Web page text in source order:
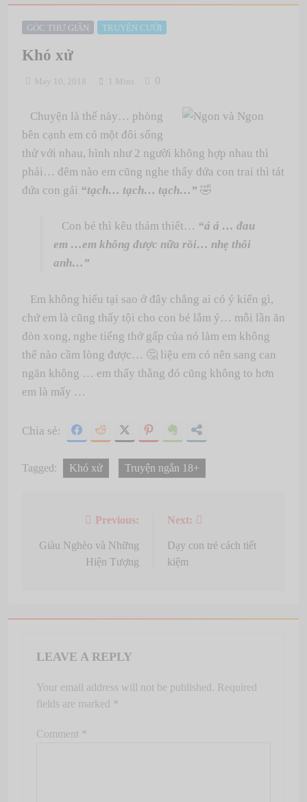
GÓC THƯ GIÃN TRUYỆN CƯỜI
Khó xử
May 10, 2018 1 Mins 0
Chuyện là thế này… phòng
bên cạnh em có một đôi sống
thử với nhau, hình như 2 người không hợp nhau thì
phải… đêm nào em cũng nghe thấy đứa con trai thì tát
đứa con gái “tạch… tạch… tạch…” 🤣
Con bé thì kêu thảm thiết… “á á … đau
em …em không được nữa rồi… nhẹ thôi
anh…”
Em không hiểu tại sao ở đây chẳng ai có ý kiến gì,
chứ em là cũng thấy tội cho con bé lắm ý… mỗi lần ăn
đòn xong, nghe tiếng thở gấp của nó làm em không
thể nào cầm lòng được… 🤔 liệu em có nên sang can
ngăn không … em thấy thằng đó cũng không to hơn
em là mấy …
Chia sẻ:
Tagged: Khó xử Truyện ngắn 18+
navigation
Previous:
Giàu Nghèo và Những
Hiện Tượng
Next:
Dạy con trẻ cách tiết
kiệm
LEAVE A REPLY
Your email address will not be published. Required
fields are marked *
Comment *